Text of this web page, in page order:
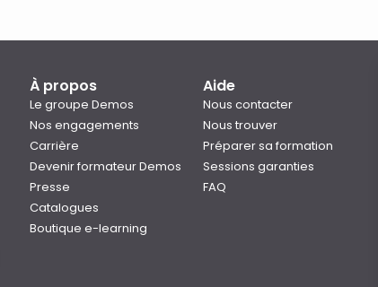
À propos
Le groupe Demos
Nos engagements
Carrière
Devenir formateur Demos
Presse
Catalogues
Boutique e-learning
Aide
Nous contacter
Nous trouver
Préparer sa formation
Sessions garanties
FAQ